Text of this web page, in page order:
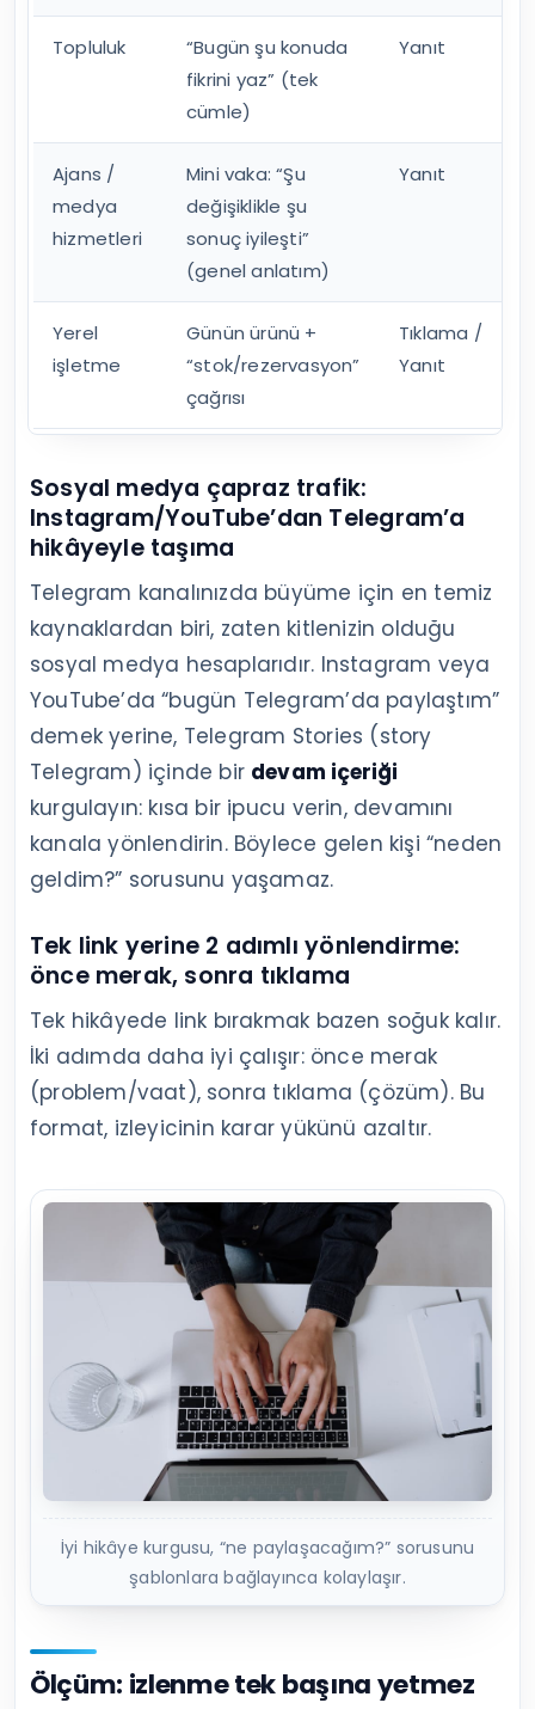
Topluluk
“Bugün şu konuda
fikrini yaz” (tek
cümle)
Yanıt
Ajans /
medya
hizmetleri
Mini vaka: “Şu
değişiklikle şu
sonuç iyileşti”
(genel anlatım)
Yanıt
Yerel
işletme
Günün ürünü +
“stok/rezervasyon”
çağrısı
Tıklama /
Yanıt
Sosyal medya çapraz trafik:
Instagram/YouTube’dan Telegram’a
hikâyeyle taşıma
Telegram kanalınızda büyüme için en temiz
kaynaklardan biri, zaten kitlenizin olduğu
sosyal medya hesaplarıdır. Instagram veya
YouTube’da “bugün Telegram’da paylaştım”
demek yerine, Telegram Stories (story
Telegram) içinde bir devam içeriği
kurgulayın: kısa bir ipucu verin, devamını
kanala yönlendirin. Böylece gelen kişi “neden
geldim?” sorusunu yaşamaz.
Tek link yerine 2 adımlı yönlendirme:
önce merak, sonra tıklama
Tek hikâyede link bırakmak bazen soğuk kalır.
İki adımda daha iyi çalışır: önce merak
(problem/vaat), sonra tıklama (çözüm). Bu
format, izleyicinin karar yükünü azaltır.
İyi hikâye kurgusu, “ne paylaşacağım?” sorusunu
şablonlara bağlayınca kolaylaşır.
Ölçüm: izlenme tek başına yetmez